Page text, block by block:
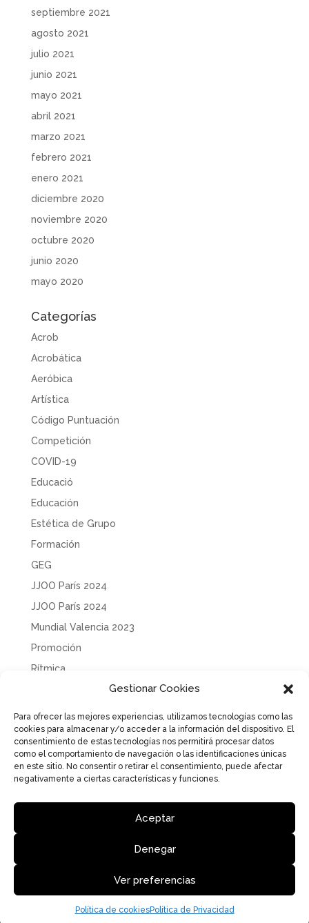
Gestionar Cookies
Para ofrecer las mejores experiencias, utilizamos tecnologías como las
cookies para almacenar y/o acceder a la información del dispositivo. El
consentimiento de estas tecnologías nos permitirá procesar datos
como el comportamiento de navegación o las identificaciones únicas
en este sitio. No consentir o retirar el consentimiento, puede afectar
negativamente a ciertas características y funciones.
Aceptar
Denegar
Ver preferencias
Política de cookiesPolítica de Privacidad
septiembre 2021
agosto 2021
julio 2021
junio 2021
mayo 2021
abril 2021
marzo 2021
febrero 2021
enero 2021
diciembre 2020
noviembre 2020
octubre 2020
junio 2020
mayo 2020
Categorías
Acrob
Acrobática
Aeróbica
Artística
Código Puntuación
Competición
COVID-19
Educació
Educación
Estética de Grupo
Formación
GEG
JJOO París 2024
JJOO París 2024
Mundial Valencia 2023
Promoción
Rítmica
Tecnificación
Uncategorized
Política de Privacidad
y desarrollo DIGVAL COMUNICACIÓN